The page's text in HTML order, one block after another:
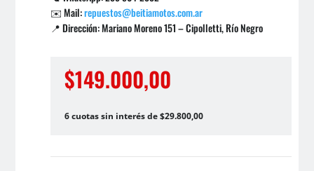
✉️ Mail:repuestos@beitiamotos.com.ar
📍 Dirección: Mariano Moreno 151 – Cipolletti, Río Negro
$149.000,00
6 cuotas sin interés de $29.800,00